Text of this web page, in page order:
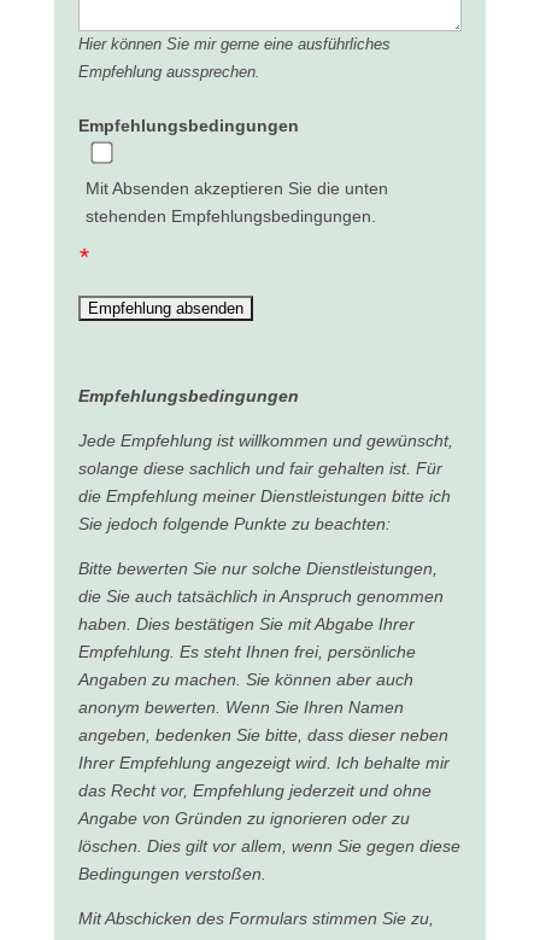
Hier können Sie mir gerne eine ausführliches
Empfehlung aussprechen.
Empfehlungsbedingungen
Mit Absenden akzeptieren Sie die unten
stehenden Empfehlungsbedingungen.
Empfehlungsbedingungen
Jede Empfehlung ist willkommen und gewünscht,
solange diese sachlich und fair gehalten ist. Für
die Empfehlung meiner Dienstleistungen bitte ich
Sie jedoch folgende Punkte zu beachten:
Bitte bewerten Sie nur solche Dienstleistungen,
die Sie auch tatsächlich in Anspruch genommen
haben. Dies bestätigen Sie mit Abgabe Ihrer
Empfehlung. Es steht Ihnen frei, persönliche
Angaben zu machen. Sie können aber auch
anonym bewerten. Wenn Sie Ihren Namen
angeben, bedenken Sie bitte, dass dieser neben
Ihrer Empfehlung angezeigt wird. Ich behalte mir
das Recht vor, Empfehlung jederzeit und ohne
Angabe von Gründen zu ignorieren oder zu
löschen. Dies gilt vor allem, wenn Sie gegen diese
Bedingungen verstoßen.
Mit Abschicken des Formulars stimmen Sie zu,